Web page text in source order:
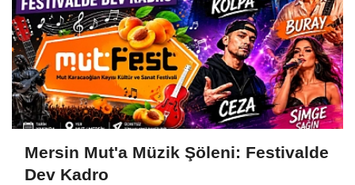
Mersin Mut'a Müzik Şöleni: Festivalde
Dev Kadro